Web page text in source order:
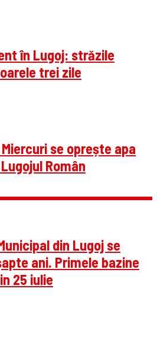
în Lugoj: străzile
trei zile
se oprește apa
Român
din Lugoj se
ani. Primele bazine
25 iulie